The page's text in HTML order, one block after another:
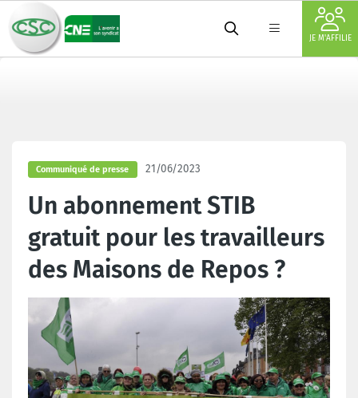
JE M'AFFILIE
Communiqué de presse 21/06/2023
Un abonnement STIB
gratuit pour les travailleurs
des Maisons de Repos ?